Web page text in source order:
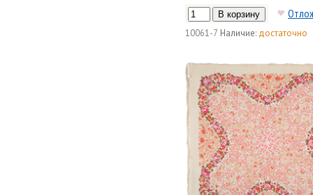
10061-7 Наличие: достаточно